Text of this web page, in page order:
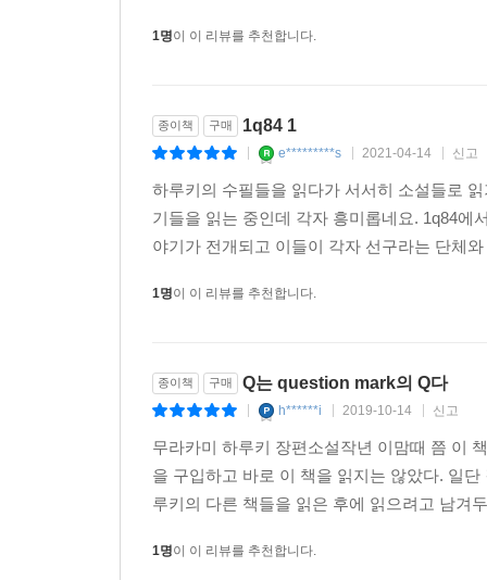
1명이 이 리뷰를 추천합니다.
종이책 구매 1q84 1
e*********s 2021-04-14 신고
하루키의 수필들을 읽다가 서서히 소설들로
기들을 읽는 중인데 각자 흥미롭네요. 1q84에
야기가 전개되고 이들이 각자 선구라는 단체
1명이 이 리뷰를 추천합니다.
종이책 구매 Q는 question mark의 Q다
h******i 2019-10-14 신고
무라카미 하루키 장편소설작년 이맘때 쯤 이
을 구입하고 바로 이 책을 읽지는 않았다. 일
루키의 다른 책들을 읽은 후에 읽으려고 남겨
1명이 이 리뷰를 추천합니다.